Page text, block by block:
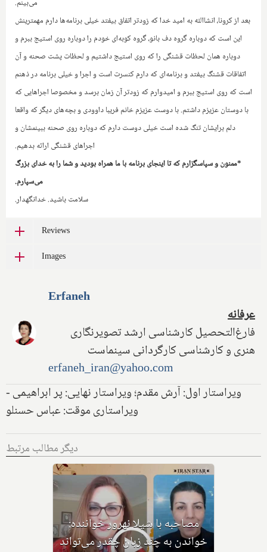
می‌بینم.‌
بعد از کرونا، انشاالله به امید خدا که زودتر اتفاق بیفتد خیلی برنامه‌ها دارم مهمترینش
این است که دوباره گروه دف بانو، گروه کوبه‌ای خودم را دوباره روی استیج ببرم و
دوباره همان لحظات قشنگی را که روی استیج داشتیم و لحظات پشت صحنه و آن
اتفاقات قشنگ بیفتد و برنامه‌‌ای که دارم کنسرت است و اجرا و خیلی برنامه در ذهنم
است که روی استیج ببرم و امیدوارم که زودتر آن زمان برسد و مخصوصا اجراهایی که
با دوستان عزیزم داشتم.‌ با دوست عزیزم خانم فریبا داوودی و بچه‌های دیگر که واقعا
دلم برایشان تنگ شده است خیلی دوست دارم که دوباره روی صحنه ببینمشان و
اجراهای قشنگی ارائه بدهیم.
*ممنون و سپاسگزارم که تا اینجای برنامه با ما همراه بودید و شما را به خدای بزرگ
می‌سپارم.
سلامت باشید. خدانگهدار.
Reviews
Images
Erfaneh
عرفانه
فارغ‌التحصیل کارشناسی ارشد تصویرنگاری
هنری و کارشناسی کارگردانی سینماست
erfaneh_iran@yahoo.com
ویراستار اول: آرش مقدم؛ ویراستار نهایی: پر ابراهیمی -
ویراستاری موقت: عباس حسنلو
دیگر مطالب مرتبط
مصاحبه با شیلا نهرور خواننده:
خواندن به چند زبان چقدر